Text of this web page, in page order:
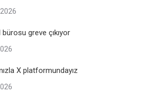
greve çıkıyor
X platformundayız